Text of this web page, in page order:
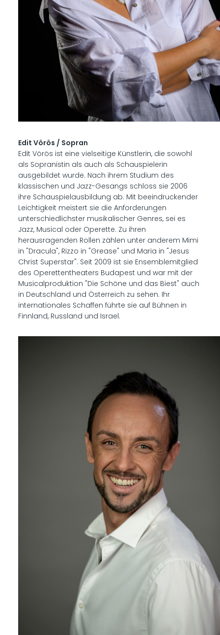
Edit Vörös / Sopran
Edit Vörös ist eine vielseitige Künstlerin, die sowohl
als Sopranistin als auch als Schauspielerin
ausgebildet wurde. Nach ihrem Studium des
klassischen und Jazz-Gesangs schloss sie 2006
ihre Schauspielausbildung ab. Mit beeindruckender
Leichtigkeit meistert sie die Anforderungen
unterschiedlichster musikalischer Genres, sei es
Jazz, Musical oder Operette. Zu ihren
herausragenden Rollen zählen unter anderem Mimi
in "Dracula", Rizzo in "Grease" und Maria in "Jesus
Christ Superstar". Seit 2009 ist sie Ensemblemitglied
des Operettentheaters Budapest und war mit der
Musicalproduktion "Die Schöne und das Biest" auch
in Deutschland und Österreich zu sehen. Ihr
internationales Schaffen führte sie auf Bühnen in
Finnland, Russland und Israel.